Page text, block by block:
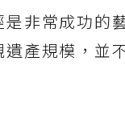
非常成功的
產規模，並